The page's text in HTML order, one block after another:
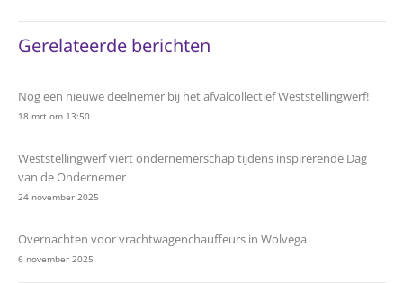
Gerelateerde berichten
Nog een nieuwe deelnemer bij het afvalcollectief Weststellingwerf!
18 mrt om 13:50
Weststellingwerf viert ondernemerschap tijdens inspirerende Dag
van de Ondernemer
24 november 2025
Overnachten voor vrachtwagenchauffeurs in Wolvega
6 november 2025